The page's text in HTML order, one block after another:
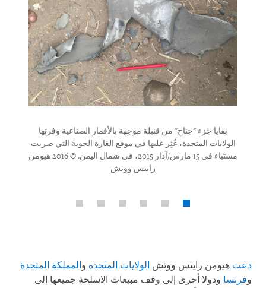
بقايا جزء "جناح" من قنبلة موجهة بالأقمار الصناعية وفرتها
الولايات المتحدة، عُثِر عليها في موقع الغارة الجوية التي ضربت
مستباء في 15 مارس/آذار 2015، في شمال اليمن. © 2016 هيومن
رايتس ووتش
دعت هيومن رايتس ووتش الولايات المتحدة والمملكة المتحدة
وفرنسا ودولا أخرى إلى وقف مبيعات الاسلحة جميعها إلى